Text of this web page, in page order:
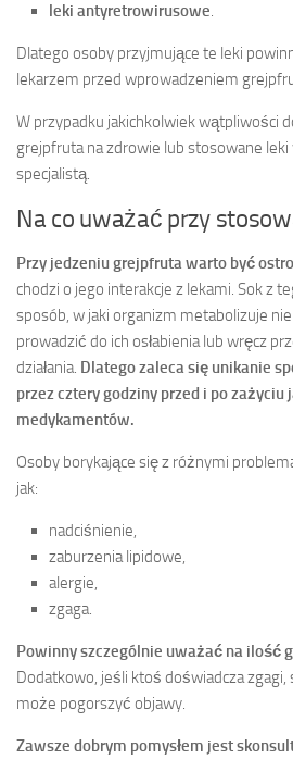
leki antyretrowirusowe.
Dlatego osoby przyjmujące te leki
lekarzem przed wprowadzeniem
W przypadku jakichkolwiek wątpliwości
grejpfruta na zdrowie lub stosowane
specjalistą.
Na co uważać przy
Przy jedzeniu grejpfruta warto być
chodzi o jego interakcje z lekami. Sok z
sposób, w jaki organizm metabolizuje
prowadzić do ich osłabienia lub wręcz
działania. Dlatego zaleca się unikanie
przez cztery godziny przed i po
medykamentów.
Osoby borykające się z różnymi
jak:
nadciśnienie,
zaburzenia lipidowe,
alergie,
zgaga.
Powinny szczególnie uważać na ilość
Dodatkowo, jeśli ktoś doświadcza
może pogorszyć objawy.
Zawsze dobrym pomysłem jest